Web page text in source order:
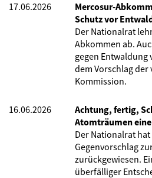
17.06.2026
Mercosur-
Schutz vor
Der Nationalrat
Abkommen ab.
gegen Entwaldung
dem Vorschlag
Kommission.
16.06.2026
Achtung, fertig,
Atomträumen
Der Nationalrat
Gegenvorschlag
zurückgewiesen.
überfälliger